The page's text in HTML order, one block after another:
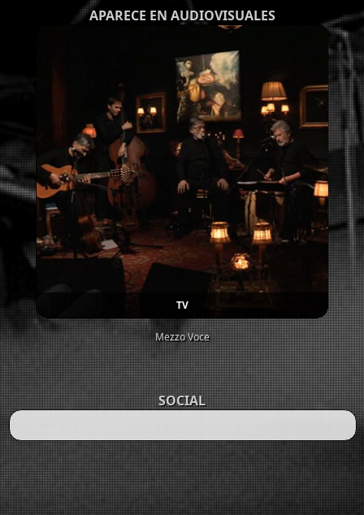
APARECE EN AUDIOVISUALES
TV
Mezzo Voce
SOCIAL